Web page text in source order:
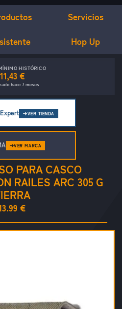
Servicios
Hop Up
HISTÓRICO
11,43 €
hace 7 meses
VER TIENDA
PARA CASCO
RAILES ARC 305 G
€
VER MARCA